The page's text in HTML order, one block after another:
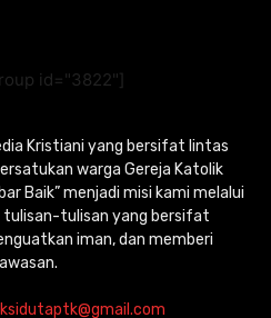
id="3822"]
Kristiani yang bersifat lintas
warga Gereja Katolik
Baik” menjadi misi kami melalui
tulisan-tulisan yang bersifat
iman, dan memberi